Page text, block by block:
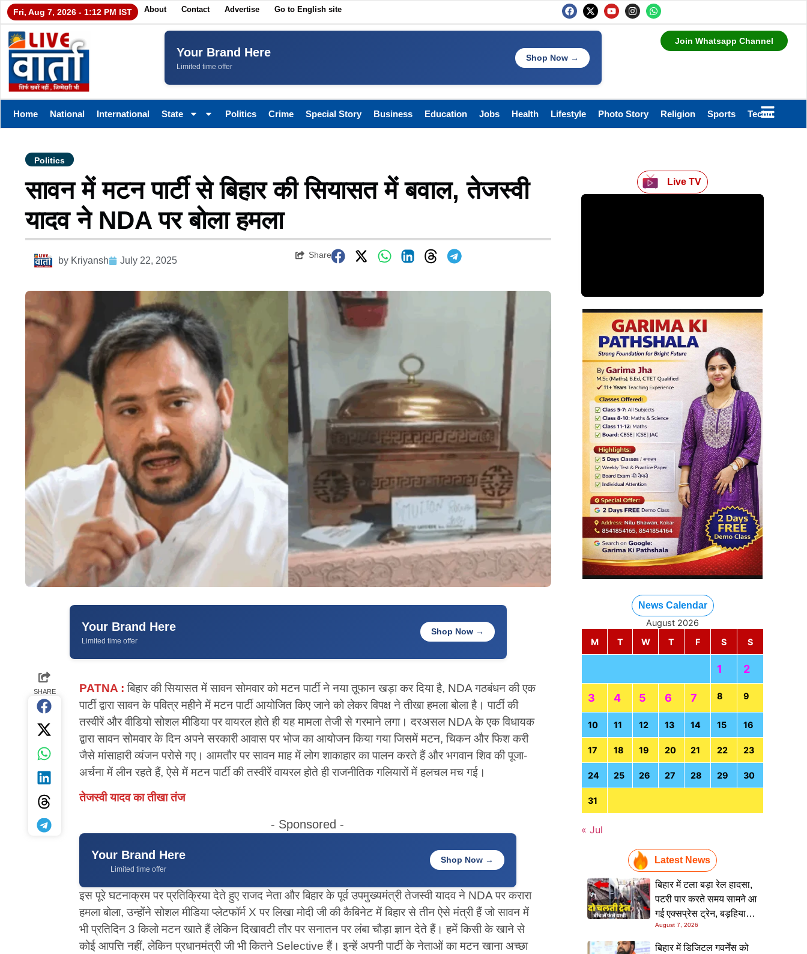
Fri, Aug 7, 2026 - 1:12 PM IST About Contact Advertise Go to English site
Your Brand Here
Limited time offer
Shop Now →
Join Whatsapp Channel
Home National International State Politics Crime Special Story Business Education Jobs Health Lifestyle Photo Story Religion Sports Technology
Politics
सावन में मटन पार्टी से बिहार की सियासत में बवाल, तेजस्वी
यादव ने NDA पर बोला हमला
by Kriyansh July 22, 2025
Share
Your Brand Here
Limited time offer
Shop Now →
SHARE PATNA : बिहार की सियासत में सावन सोमवार को मटन पार्टी ने नया तूफान खड़ा कर दिया है, NDA गठबंधन की एक
पार्टी द्वारा सावन के पवित्र महीने में मटन पार्टी आयोजित किए जाने को लेकर विपक्ष ने तीखा हमला बोला है। पार्टी की
तस्वीरें और वीडियो सोशल मीडिया पर वायरल होते ही यह मामला तेजी से गरमाने लगा। दरअसल NDA के एक विधायक
द्वारा सावन सोमवार के दिन अपने सरकारी आवास पर भोज का आयोजन किया गया जिसमें मटन, चिकन और फिश करी
जैसे मांसाहारी व्यंजन परोसे गए। आमतौर पर सावन माह में लोग शाकाहार का पालन करते हैं और भगवान शिव की पूजा-
अर्चना में लीन रहते हैं, ऐसे में मटन पार्टी की तस्वीरें वायरल होते ही राजनीतिक गलियारों में हलचल मच गई।
तेजस्वी यादव का तीखा तंज
- Sponsored -
Your Brand Here
Limited time offer
Shop Now →
इस पूरे घटनाक्रम पर प्रतिक्रिया देते हुए राजद नेता और बिहार के पूर्व उपमुख्यमंत्री तेजस्वी यादव ने NDA पर करारा
हमला बोला, उन्होंने सोशल मीडिया प्लेटफॉर्म X पर लिखा मोदी जी की कैबिनेट में बिहार से तीन ऐसे मंत्री हैं जो सावन में
भी प्रतिदिन 3 किलो मटन खाते हैं लेकिन दिखावटी तौर पर सनातन पर लंबा चौड़ा ज्ञान देते हैं। हमें किसी के खाने से
कोई आपत्ति नहीं, लेकिन प्रधानमंत्री जी भी कितने Selective हैं। इन्हें अपनी पार्टी के नेताओं का मटन खाना अच्छा
Live TV
News Calendar
August 2026
M
T W T F S S
1 2
3 4 5 6 7 8 9
10 11 12 13 14 15 16
17 18 19 20 21 22 23
24 25 26 27 28 29 30
31
« Jul
Latest News
बिहार में टला बड़ा रेल हादसा,
पटरी पार करते समय सामने आ
गई एक्सप्रेस ट्रेन, बड़हिया
स्टेशन पर मची अफरा-तफरी,
यात्रियों की लापरवाही आई
August 7, 2026
बिहार में डिजिटल गवर्नेंस को